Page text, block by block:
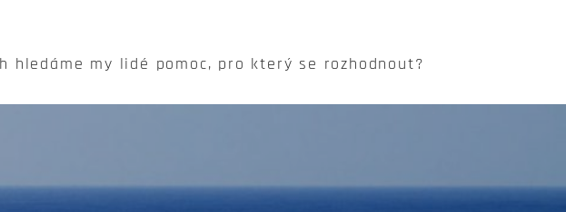
hledáme my lidé pomoc, pro který se rozhodnout?